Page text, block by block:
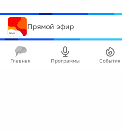
Прямой эфир
Главная Программы События